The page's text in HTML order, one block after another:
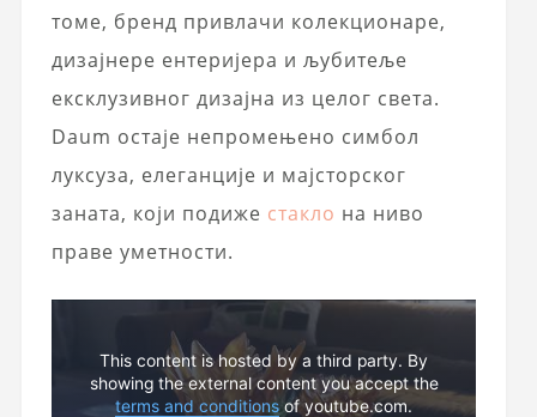
томе, бренд привлачи колекционаре,
дизајнере ентеријера и љубитеље
ексклузивног дизајна из целог света.
Daum остаје непромењено симбол
луксуза, елеганције и мајсторског
заната, који подиже стакло на ниво
праве уметности.
This content is hosted by a third party. By
showing the external content you accept the
terms and conditionsof youtube.com.